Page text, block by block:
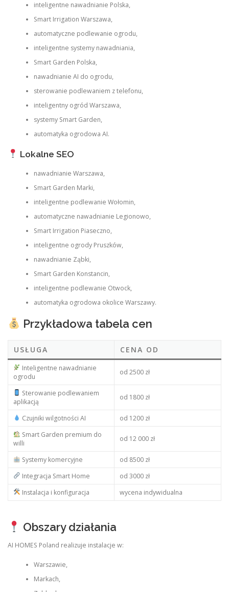
inteligentne nawadnianie Polska,
Smart Irrigation Warszawa,
automatyczne podlewanie ogrodu,
inteligentne systemy nawadniania,
Smart Garden Polska,
nawadnianie AI do ogrodu,
sterowanie podlewaniem z telefonu,
inteligentny ogród Warszawa,
systemy Smart Garden,
automatyka ogrodowa AI.
Lokalne SEO
nawadnianie Warszawa,
Smart Garden Marki,
inteligentne podlewanie Wołomin,
automatyczne nawadnianie Legionowo,
Smart Irrigation Piaseczno,
inteligentne ogrody Pruszków,
nawadnianie Ząbki,
Smart Garden Konstancin,
inteligentne podlewanie Otwock,
automatyka ogrodowa okolice Warszawy.
Przykładowa tabela cen
USŁUGA CENA OD
Inteligentne nawadnianie
ogrodu
od 2500 zł
Sterowanie podlewaniem
aplikacją
od 1800 zł
Czujniki wilgotności AI
od 1200 zł
Smart Garden premium do
willi
od 12 000 zł
Systemy komercyjne
od 8500 zł
Integracja Smart Home
od 3000 zł
Instalacja i konfiguracja
wycena indywidualna
Obszary działania
AI HOMES Poland realizuje instalacje w:
Warszawie,
Markach,